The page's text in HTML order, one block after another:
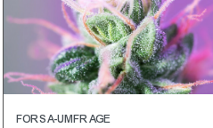
FORSA-UMFRAGE